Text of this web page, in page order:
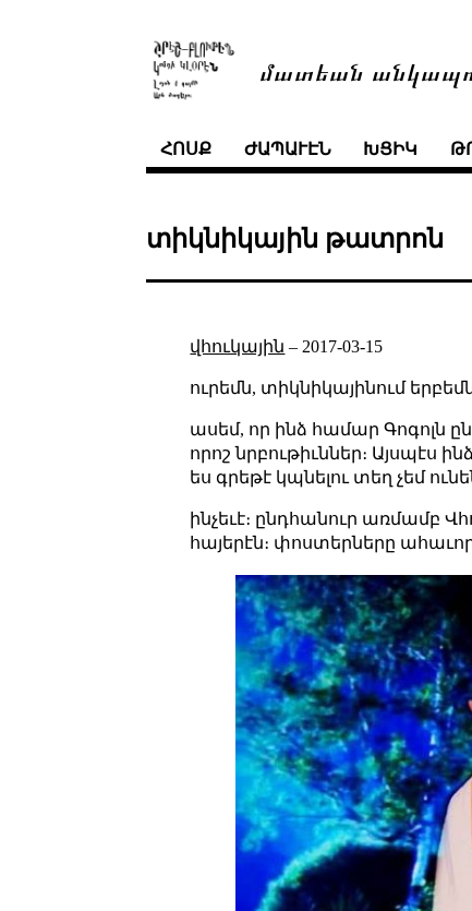
մատեան
ՀՈՍՔ ԺԱՊԱՒԷՆ ԽՑԻԿ
տիկնիկային թատրոն
վհուկային – 2017-03-15
ուրեմն, տիկնիկայինում
ասեմ, որ ինձ համար Գոգոլն
որոշ նրբութիւններ։ Այսպէս
ես գրեթէ կպնելու տեղ չեմ
ինչեւէ։ ընդհանուր առմամբ
հայերէն։ փոստերները